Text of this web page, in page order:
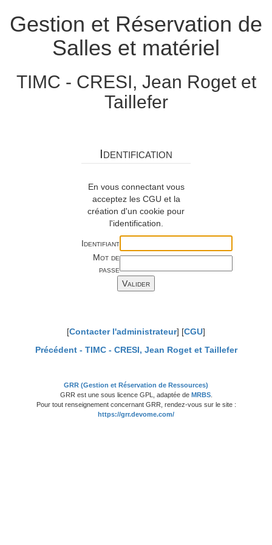
Gestion et Réservation de
Salles et matériel
TIMC - CRESI, Jean Roget et
Taillefer
Identification
En vous connectant vous
acceptez les CGU et la
création d'un cookie pour
l'identification.
Identifiant
Mot de
passe
[Contacter l'administrateur] [CGU]
Précédent - TIMC - CRESI, Jean Roget et Taillefer
GRR (Gestion et Réservation de Ressources)
GRR est une sous licence GPL, adaptée de MRBS.
Pour tout renseignement concernant GRR, rendez-vous sur le site :
https://grr.devome.com/